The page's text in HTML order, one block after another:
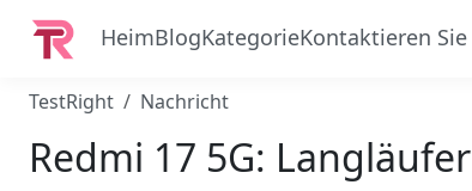
HeimBlogKategorieKontaktieren
TestRight Nachricht
Redmi 17 5G: